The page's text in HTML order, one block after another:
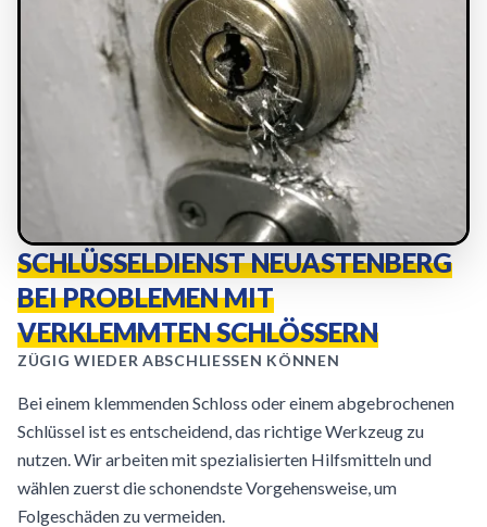
SCHLÜSSELDIENST NEUASTENBERG
BEI PROBLEMEN MIT
VERKLEMMTEN SCHLÖSSERN
ZÜGIG WIEDER ABSCHLIESSEN KÖNNEN
Bei einem klemmenden Schloss oder einem abgebrochenen
Schlüssel ist es entscheidend, das richtige Werkzeug zu
nutzen. Wir arbeiten mit spezialisierten Hilfsmitteln und
wählen zuerst die schonendste Vorgehensweise, um
Folgeschäden zu vermeiden.